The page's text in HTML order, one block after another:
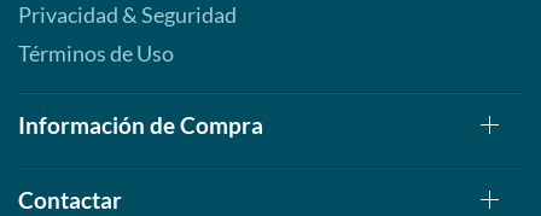
Privacidad & Seguridad
Términos de Uso
Información de Compra
Contactar